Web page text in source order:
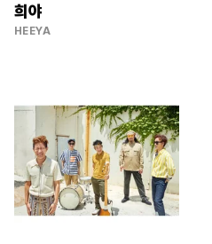
희야
HEEYA